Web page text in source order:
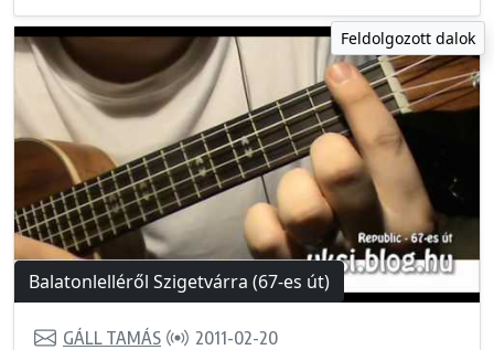
Feldolgozott dalok
Balatonlelléről Szigetvárra (67-es út)
GÁLL TAMÁS 2011-02-20